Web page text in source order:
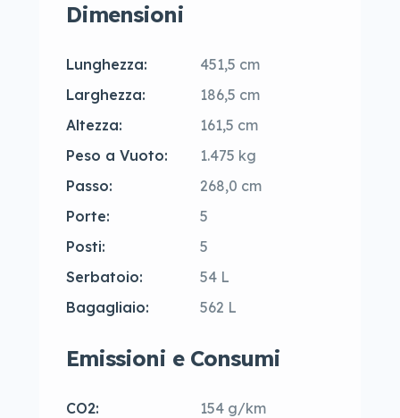
Dimensioni
Lunghezza:
451,5 cm
Larghezza:
186,5 cm
Altezza:
161,5 cm
Peso a Vuoto:
1.475 kg
Passo:
268,0 cm
Porte:
5
Posti:
5
Serbatoio:
54 L
Bagagliaio:
562 L
Emissioni e Consumi
CO2:
154 g/km